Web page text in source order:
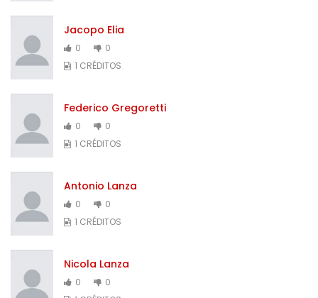
Jacopo Elia
0
0
1 CRÉDITOS
Federico Gregoretti
0
0
1 CRÉDITOS
Antonio Lanza
0
0
1 CRÉDITOS
Nicola Lanza
0
0